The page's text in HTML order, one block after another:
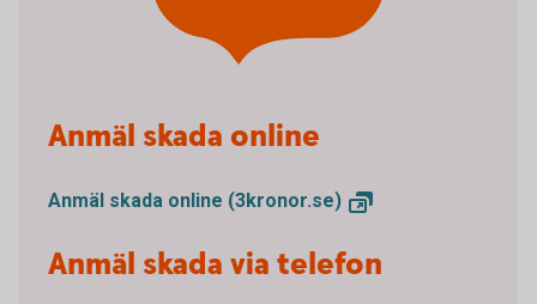
Anmäl skada online
Anmäl skada online (3kronor.se)
Anmäl skada via telefon